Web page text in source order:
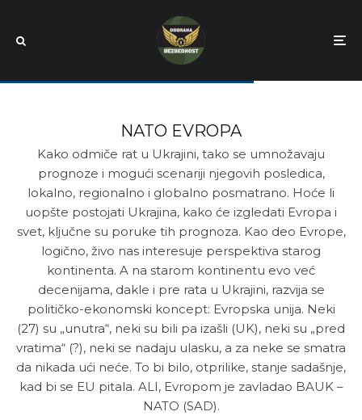
NATO EVROPA
Kako odmiče rat u Ukrajini, tako se umnožavaju
prognoze i mogući scenariji njegovih posledica,
lokalno, regionalno i globalno posmatrano. Hoće li
uopšte postojati Ukrajina, kako će izgledati Evropa i
svet, ključne su poruke tih prognoza. Kao deo Evrope,
logično, živo nas interesuje perspektiva starog
kontinenta. A na starom kontinentu evo već
decenijama, dakle i pre rata u Ukrajini, razvija se
političko-ekonomski koncept: Evropska unija. Neki
(27) su „unutra“, neki su bili pa izašli (UK), neki su „pred
vratima“ (?), neki se nadaju ulasku, a za neke se smatra
da nikada ući neće. To bi bilo, otprilike, stanje sadašnje,
kad bi se EU pitala. ALI, Evropom je zavladao BAUK –
NATO (SAD).